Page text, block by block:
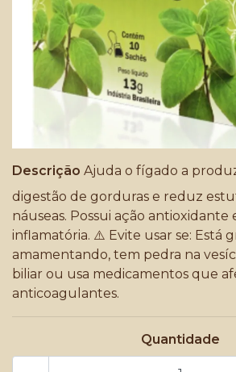
Descrição Ajuda o fígado a
digestão de gorduras e reduz
náuseas. Possui ação
inflamatória. ⚠️ Evite usar se: Está
amamentando, tem pedra na
biliar ou usa medicamentos que
anticoagulantes.
Quantidade